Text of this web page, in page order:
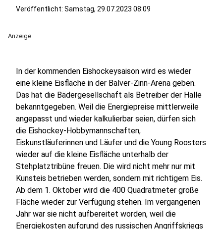
Veröffentlicht: Samstag, 29.07.2023 08:09
Anzeige
In der kommenden Eishockeysaison wird es wieder
eine kleine Eisfläche in der Balver-Zinn-Arena geben.
Das hat die Bädergesellschaft als Betreiber der Halle
bekanntgegeben. Weil die Energiepreise mittlerweile
angepasst und wieder kalkulierbar seien, dürfen sich
die Eishockey-Hobbymannschaften,
Eiskunstläuferinnen und Läufer und die Young Roosters
wieder auf die kleine Eisfläche unterhalb der
Stehplatztribüne freuen. Die wird nicht mehr nur mit
Kunsteis betrieben werden, sondern mit richtigem Eis.
Ab dem 1. Oktober wird die 400 Quadratmeter große
Fläche wieder zur Verfügung stehen. Im vergangenen
Jahr war sie nicht aufbereitet worden, weil die
Energiekosten aufgrund des russischen Angriffskriegs